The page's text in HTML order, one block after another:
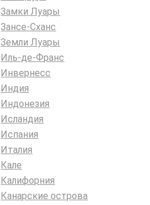
Замки Луары
Зансе-Сханс
Земли Луары
Иль-де-Франс
Инвернесс
Индия
Индонезия
Исландия
Испания
Италия
Кале
Калифорния
Канарские острова